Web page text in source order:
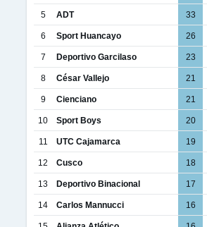
5 ADT 33
6 Sport Huancayo 26
7 Deportivo Garcilaso 23
8 César Vallejo 21
9 Cienciano 21
10 Sport Boys 20
11 UTC Cajamarca 19
12 Cusco 18
13 Deportivo Binacional 17
14 Carlos Mannucci 16